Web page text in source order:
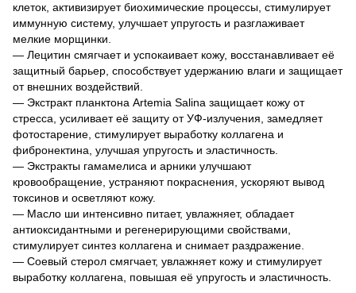
клеток, активизирует биохимические процессы, стимулирует
иммунную систему, улучшает упругость и разглаживает
мелкие морщинки.
— Лецитин смягчает и успокаивает кожу, восстанавливает её
защитный барьер, способствует удержанию влаги и защищает
от внешних воздействий.
— Экстракт планктона Artemia Salina защищает кожу от
стресса, усиливает её защиту от УФ-излучения, замедляет
фотостарение, стимулирует выработку коллагена и
фибронектина, улучшая упругость и эластичность.
— Экстракты гамамелиса и арники улучшают
кровообращение, устраняют покраснения, ускоряют вывод
токсинов и осветляют кожу.
— Масло ши интенсивно питает, увлажняет, обладает
антиоксидантными и регенерирующими свойствами,
стимулирует синтез коллагена и снимает раздражение.
— Соевый стерол смягчает, увлажняет кожу и стимулирует
выработку коллагена, повышая её упругость и эластичность.